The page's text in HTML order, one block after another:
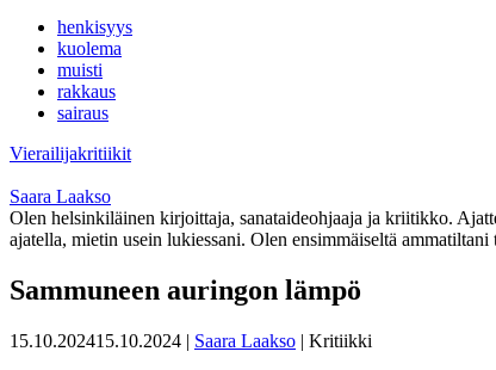
henkisyys
kuolema
muisti
rakkaus
sairaus
Vierailijakritiikit
Saara Laakso
Olen helsinkiläinen kirjoittaja, sanataideohjaaja ja kriitikko.
ajatella, mietin usein lukiessani. Olen ensimmäiseltä
Sammuneen auringon lämpö
15.10.202415.10.2024 | Saara Laakso | Kritiikki